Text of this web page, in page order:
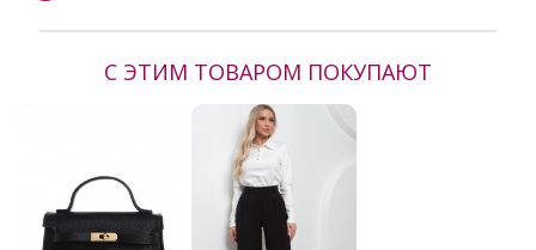
Производитель:
Valentina
С ЭТИМ ТОВАРОМ ПОКУПАЮТ